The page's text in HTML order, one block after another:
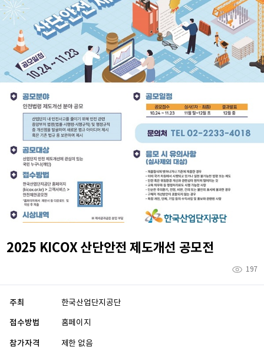
2025 KICOX 산단안전 제도개선 공모전
197
주최 한국산업단지공단
접수방법 홈페이지
참가자격 제한 없음